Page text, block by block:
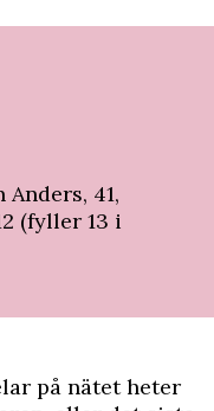
41,
(fyller 13 i
på nätet heter